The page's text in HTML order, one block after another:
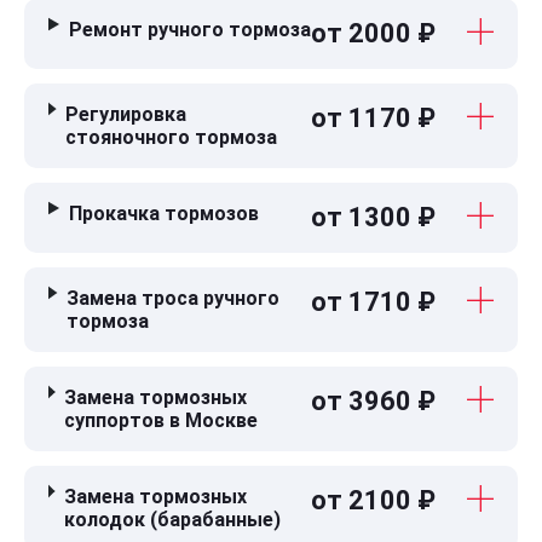
Ремонт ручного тормозаот 2000 ₽
Регулировка
стояночного тормоза
от 1170 ₽
Прокачка тормозов от 1300 ₽
Замена троса ручного
тормоза
от 1710 ₽
Замена тормозных
суппортов в Москве
от 3960 ₽
Замена тормозных
колодок (барабанные)
от 2100 ₽